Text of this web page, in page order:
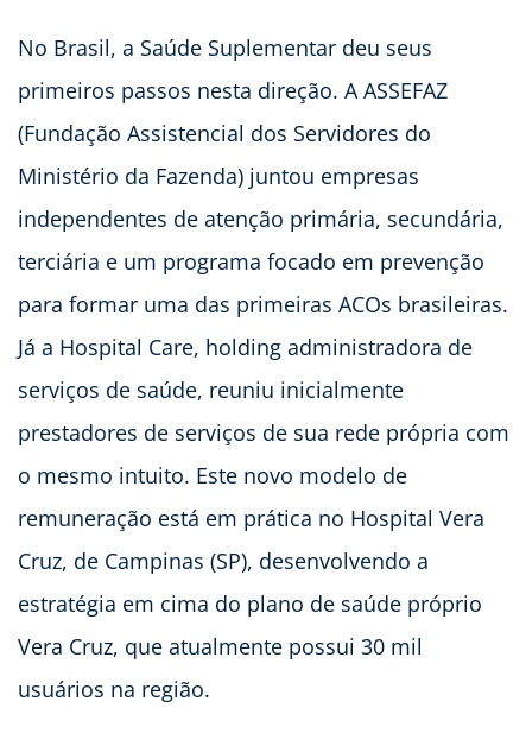
No Brasil, a Saúde Suplementar deu seus
primeiros passos nesta direção. A ASSEFAZ
(Fundação Assistencial dos Servidores do
Ministério da Fazenda) juntou empresas
independentes de atenção primária, secundária,
terciária e um programa focado em prevenção
para formar uma das primeiras ACOs brasileiras.
Já a Hospital Care, holding administradora de
serviços de saúde, reuniu inicialmente
prestadores de serviços de sua rede própria com
o mesmo intuito. Este novo modelo de
remuneração está em prática no Hospital Vera
Cruz, de Campinas (SP), desenvolvendo a
estratégia em cima do plano de saúde próprio
Vera Cruz, que atualmente possui 30 mil
usuários na região.